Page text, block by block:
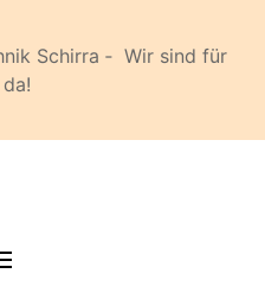
Schirra ‐ Wir sind für